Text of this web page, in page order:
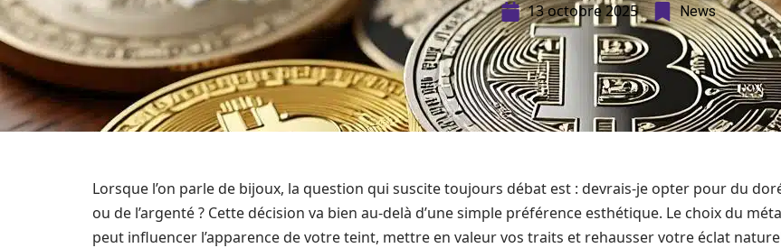
13 octobre 2025 News
Lorsque l’on parle de bijoux, la question qui suscite toujours débat est : devrais-je opter pour du
ou de l’argenté ? Cette décision va bien au-delà d’une simple préférence esthétique. Le choix du
peut influencer l’apparence de votre teint, mettre en valeur vos traits et rehausser votre éclat